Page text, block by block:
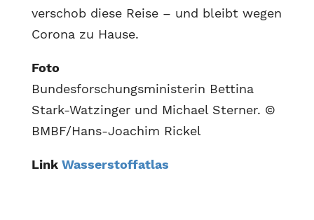
verschob diese Reise – und bleibt wegen
Corona zu Hause.
Foto
Bundesforschungsministerin Bettina
Stark-Watzinger und Michael Sterner. ©
BMBF/Hans-Joachim Rickel
Link Wasserstoffatlas